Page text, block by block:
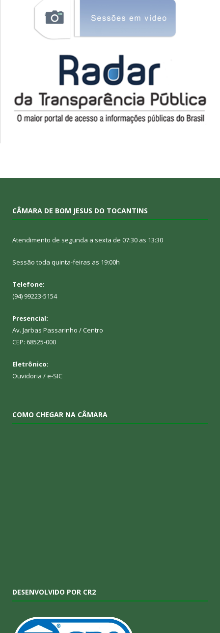
CÂMARA DE BOM JESUS DO TOCANTINS
Atendimento de segunda a sexta de 07:30 as 13:30
Sessão toda quinta-feiras as 19:00h
Telefone:
(94) 99223-5154
Presencial:
Av. Jarbas Passarinho / Centro
CEP: 68525-000
Eletrônico:
Ouvidoria / e-SIC
COMO CHEGAR NA CÂMARA
DESENVOLVIDO POR CR2